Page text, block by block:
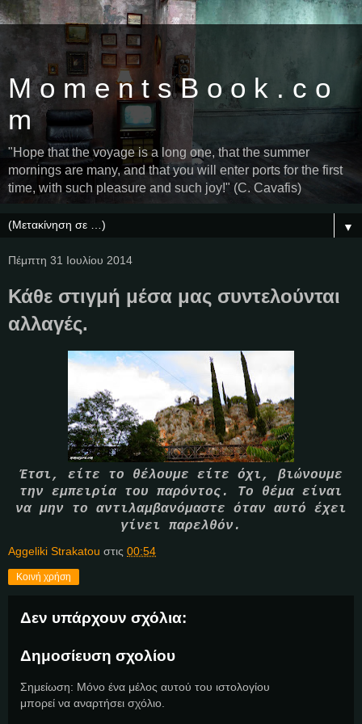
M o m e n t s B o o k . c o
m
"Hope that the voyage is a long one, that the summer
mornings are many, and that you will enter ports for the first
time, with such pleasure and such joy!" (C. Cavafis)
▼
Πέμπτη 31 Ιουλίου 2014
Κάθε στιγμή μέσα μας συντελούνται
αλλαγές.
Έτσι, είτε το θέλουμε είτε όχι, βιώνουμε
την εμπειρία του παρόντος. Το θέμα είναι
να μην το αντιλαμβανόμαστε όταν αυτό έχει
γίνει παρελθόν.
Aggeliki Strakatou στις 00:54
Κοινή χρήση
Δεν υπάρχουν σχόλια:
Δημοσίευση σχολίου
Σημείωση: Μόνο ένα μέλος αυτού του ιστολογίου
μπορεί να αναρτήσει σχόλιο.